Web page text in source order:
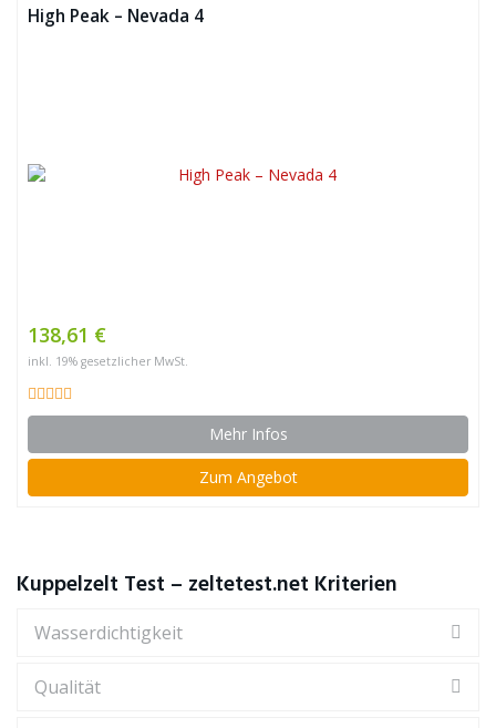
High Peak – Nevada 4
138,61 €
inkl. 19% gesetzlicher MwSt.
Mehr Infos
Zum Angebot
Kuppelzelt Test – zeltetest.net Kriterien
Wasserdichtigkeit
Qualität